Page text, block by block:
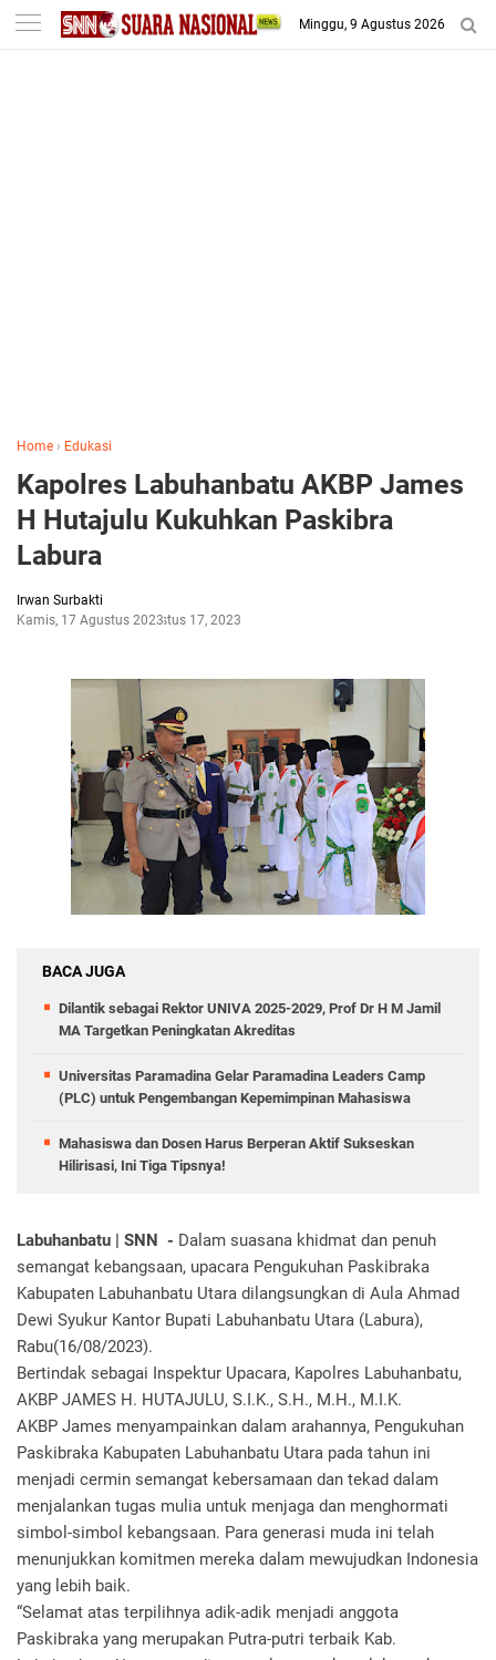
-->
Minggu, 9 Agustus 2026
Home › Edukasi
Kapolres Labuhanbatu AKBP James
H Hutajulu Kukuhkan Paskibra
Labura
Irwan Surbakti
Kamis, 17 Agustus 2023Agustus 17, 2023
BACA JUGA
Dilantik sebagai Rektor UNIVA 2025-2029, Prof Dr H M Jamil
MA Targetkan Peningkatan Akreditas
Universitas Paramadina Gelar Paramadina Leaders Camp
(PLC) untuk Pengembangan Kepemimpinan Mahasiswa
Mahasiswa dan Dosen Harus Berperan Aktif Sukseskan
Hilirisasi, Ini Tiga Tipsnya!
Labuhanbatu | SNN - Dalam suasana khidmat dan penuh
semangat kebangsaan, upacara Pengukuhan Paskibraka
Kabupaten Labuhanbatu Utara dilangsungkan di Aula Ahmad
Dewi Syukur Kantor Bupati Labuhanbatu Utara (Labura),
Rabu(16/08/2023).
Bertindak sebagai Inspektur Upacara, Kapolres Labuhanbatu,
AKBP JAMES H. HUTAJULU, S.I.K., S.H., M.H., M.I.K.
AKBP James menyampainkan dalam arahannya, Pengukuhan
Paskibraka Kabupaten Labuhanbatu Utara pada tahun ini
menjadi cermin semangat kebersamaan dan tekad dalam
menjalankan tugas mulia untuk menjaga dan menghormati
simbol-simbol kebangsaan. Para generasi muda ini telah
menunjukkan komitmen mereka dalam mewujudkan Indonesia
yang lebih baik.
“Selamat atas terpilihnya adik-adik menjadi anggota
Paskibraka yang merupakan Putra-putri terbaik Kab.